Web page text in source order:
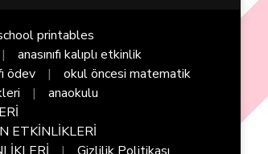
printables
anasınıfı kalıplı etkinlik
ödev
okul öncesi matematik
anaokulu
ETKİNLİKLERİ